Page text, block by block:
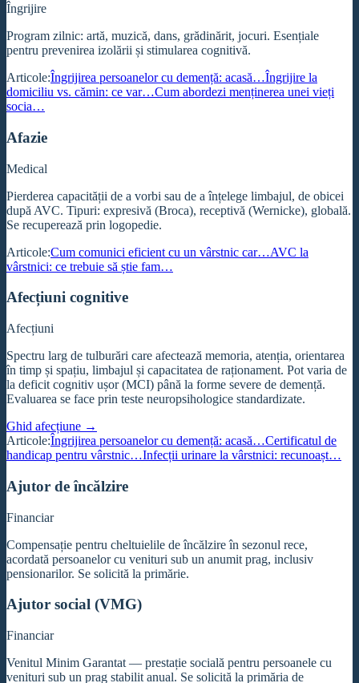
Îngrijire
Program zilnic: artă, muzică, dans, grădinărit, jocuri. Esențiale
pentru prevenirea izolării și stimularea cognitivă.
Articole:Îngrijirea persoanelor cu demență: acasă…Îngrijire la
domiciliu vs. cămin: ce var…Cum abordezi menținerea unei vieți
socia…
Afazie
Medical
Pierderea capacității de a vorbi sau de a înțelege limbajul, de obicei
după AVC. Tipuri: expresivă (Broca), receptivă (Wernicke), globală.
Se recuperează prin logopedie.
Articole:Cum comunici eficient cu un vârstnic car…AVC la
vârstnici: ce trebuie să știe fam…
Afecțiuni cognitive
Afecțiuni
Spectru larg de tulburări care afectează memoria, atenția, orientarea
în timp și spațiu, limbajul și capacitatea de raționament. Pot varia de
la deficit cognitiv ușor (MCI) până la forme severe de demență.
Evaluarea se face prin teste neuropsihologice standardizate.
Ghid afecțiune →
Articole:Îngrijirea persoanelor cu demență: acasă…Certificatul de
handicap pentru vârstnic…Infecții urinare la vârstnici: recunoașt…
Ajutor de încălzire
Financiar
Compensație pentru cheltuielile de încălzire în sezonul rece,
acordată persoanelor cu venituri sub un anumit prag, inclusiv
pensionarilor. Se solicită la primărie.
Ajutor social (VMG)
Financiar
Venitul Minim Garantat — prestație socială pentru persoanele cu
venituri sub un prag stabilit anual. Se solicită la primăria de